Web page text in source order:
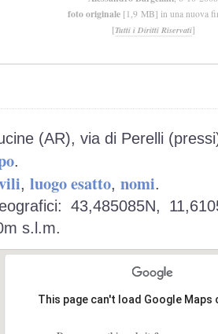
foto originale [1,9 MB] in una nuova
[Tutti i Diritti Riservati]
(AR), via di Perelli
.
, luogo esatto, nomi.
43,485085N,
s.l.m.
This page can't load Google